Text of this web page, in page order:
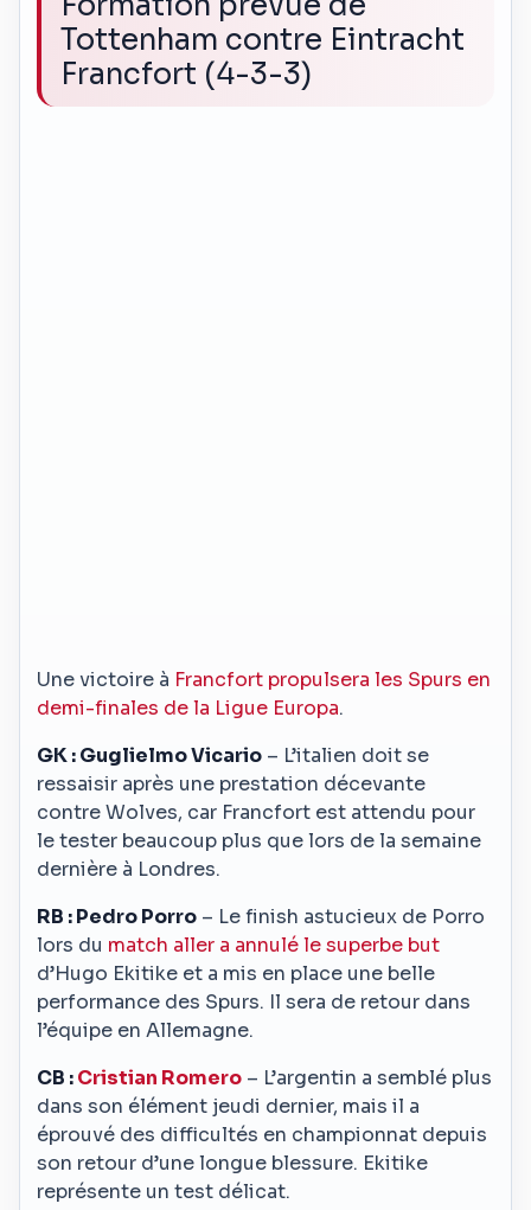
Tottenham contre Eintracht
Francfort (4-3-3)
Une victoire à Francfort propulsera les Spurs en
demi-finales de la Ligue Europa.
GK : Guglielmo Vicario – L’italien doit se
ressaisir après une prestation décevante
contre Wolves, car Francfort est attendu pour
le tester beaucoup plus que lors de la semaine
dernière à Londres.
RB : Pedro Porro – Le finish astucieux de Porro
lors du match aller a annulé le superbe but
d’Hugo Ekitike et a mis en place une belle
performance des Spurs. Il sera de retour dans
l’équipe en Allemagne.
CB :Cristian Romero – L’argentin a semblé plus
dans son élément jeudi dernier, mais il a
éprouvé des difficultés en championnat depuis
son retour d’une longue blessure. Ekitike
représente un test délicat.